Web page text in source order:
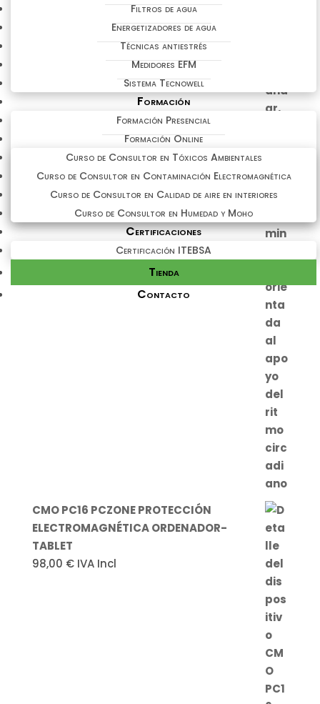
Filtros de agua
Energetizadores de agua
Técnicas antiestrés
Medidores EFM
Sistema Tecnowell
Formación
Formación Presencial
Formación Online
Curso de Consultor en Tóxicos Ambientales
Curso de Consultor en Contaminación Electromagnética
Curso de Consultor en Calidad de aire en interiores
Curso de Consultor en Humedad y Moho
Certificaciones
Certificación ITEBSA
Tienda
Contacto
CMO PC16 PCZONE PROTECCIÓN
ELECTROMAGNÉTICA ORDENADOR-
TABLET
98,00 € IVA Incl